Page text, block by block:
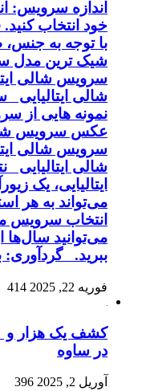
اندازه سرویس:
خود انتخاب
با توجه به جنس،
شیک ترین مدل
سرویس شالی
شالی
نمونه هایی از
عکس سرویس
سرویس شالی
شالی
ایتالیایی، یک
می‌تواند به هر
انتخاب سرویس
می‌توانید سال‌ها
ببرید. گردآوری:
فوریه 22, 2025 414
در ساوه
آوریل 2, 2025 396